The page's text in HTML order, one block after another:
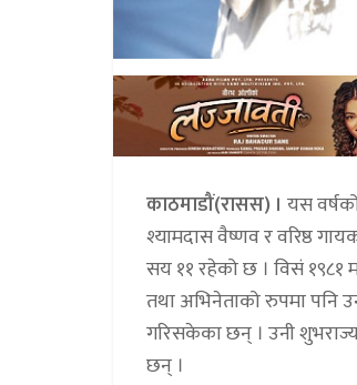
काठमाडौं(रासस) । यस
श्यामदास वैष्णव र वरिष्ठ
सय ११ रहेको छ । विसं १९८१
तथा अभिनेताको रुपमा पनि
गरिसकेका छन् । उनी
छन् ।